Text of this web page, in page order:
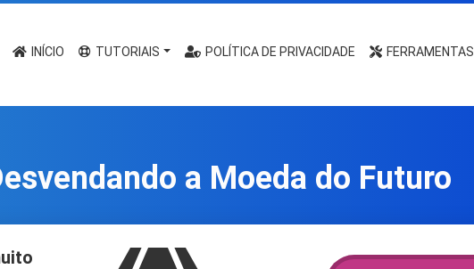
INÍCIO TUTORIAIS POLÍTICA DE PRIVACIDADE FERRAMENTAS
a Moeda do Futuro